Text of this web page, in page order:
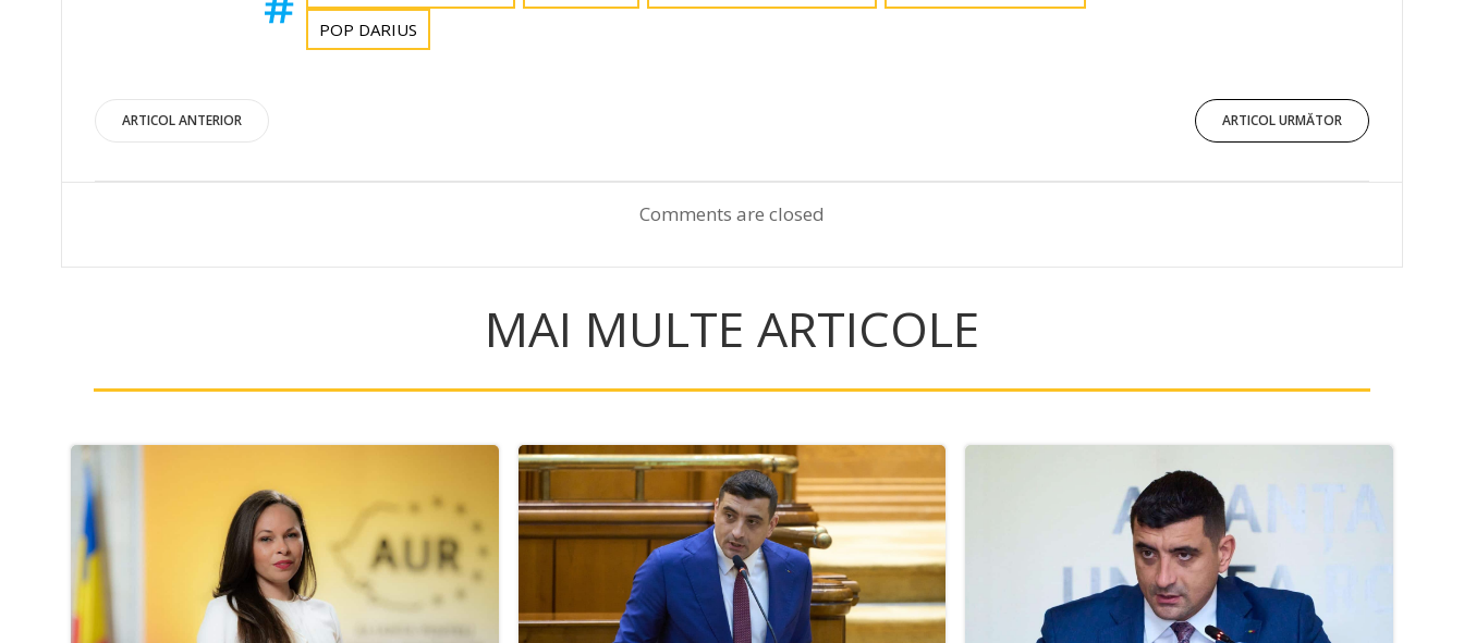
POP DARIUS
Post
navigation
ARTICOL ANTERIOR
navigation
ARTICOL URMĂTOR
Comments are closed
MAI MULTE ARTICOLE